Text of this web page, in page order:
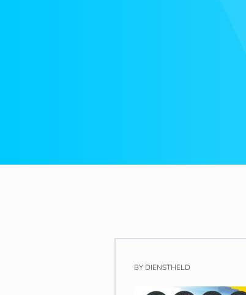
BY DIENSTHELD